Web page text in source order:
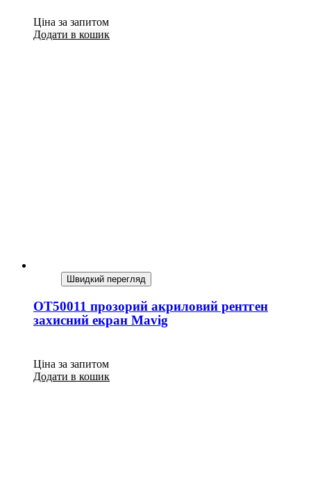
Ціна за запитом
Додати в кошик
Швидкий перегляд
OT50011 прозорий акриловий рентген
захисний екран Mavig
Ціна за запитом
Додати в кошик